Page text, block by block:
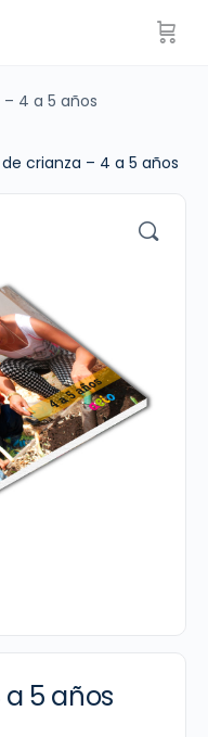
4 a 5 años
crianza – 4 a 5 años
a 5 años